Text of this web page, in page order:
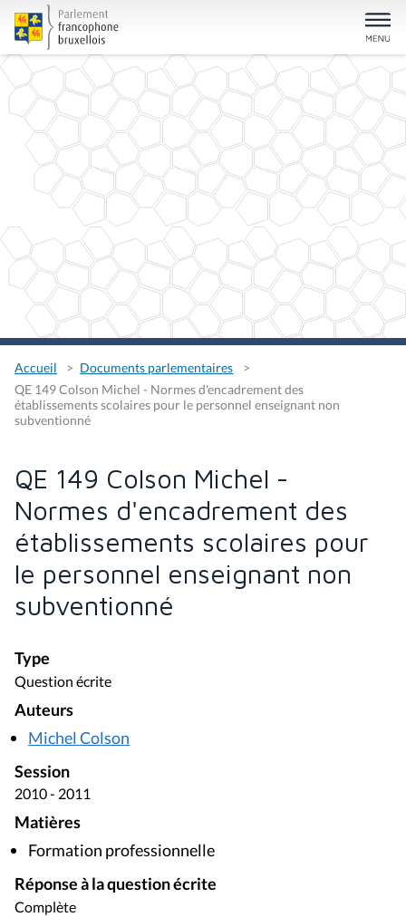
Accueil
Documents parlementaires
QE 149 Colson Michel - Normes d'encadrement des
établissements scolaires pour le personnel enseignant non
subventionné
QE 149 Colson Michel -
Normes d'encadrement des
établissements scolaires pour
le personnel enseignant non
subventionné
Type
Question écrite
Auteurs
Michel Colson
Session
2010 - 2011
Matières
Formation professionnelle
Réponse à la question écrite
Complète